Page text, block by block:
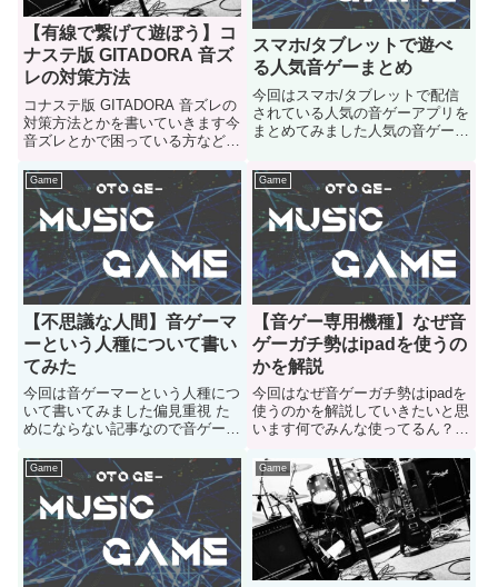
【有線で繋げて遊ぼう】コ
ナステ版 GITADORA 音ズ
レの対策方法
コナステ版 GITADORA 音ズレの
対策方法とかを書いていきます今
音ズレとかで困っている方などは
スマホ/タブレットで遊べ
る人気音ゲーまとめ
今回はスマホ/タブレットで配信
されている人気の音ゲーアプリを
まとめてみました人気の音ゲーを
Game
【不思議な人間】音ゲーマ
ーという人種について書い
てみた
今回は音ゲーマーという人種につ
いて書いてみました偏見重視 た
めにならない記事なので音ゲーの
Game
【音ゲー専用機種】なぜ音
ゲーガチ勢はipadを使うの
かを解説
今回はなぜ音ゲーガチ勢はipadを
使うのかを解説していきたいと思
います何でみんな使ってるん？機
ど参考になったら嬉しいです
Game Game